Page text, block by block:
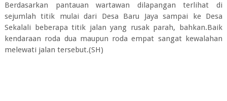
Berdasarkan pantauan wartawan dilapangan terlihat di
sejumlah titik mulai dari Desa Baru Jaya sampai ke Desa
Sekalali beberapa titik jalan yang rusak parah, bahkan.Baik
kendaraan roda dua maupun roda empat sangat kewalahan
melewati jalan tersebut.(SH)